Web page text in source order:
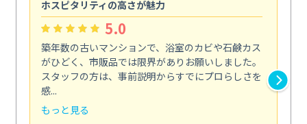
ホスピタリティの高さが魅力
5.0
築年数の古いマンションで、浴室のカビや石鹸カス
がひどく、市販品では限界がありお願いしました。
スタッフの方は、事前説明からすでにプロらしさを
感...
もっと見る